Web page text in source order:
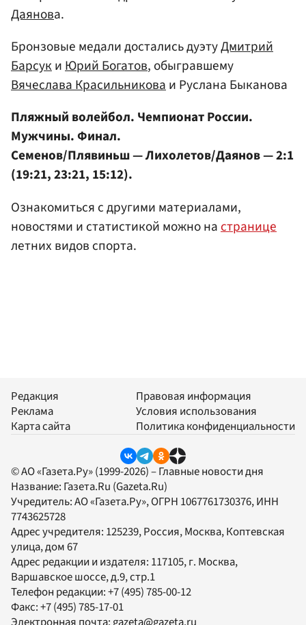
Даянова.
Бронзовые медали достались дуэтуДмитрий
БарсукиЮрий Богатов, обыгравшему
Вячеслава Красильниковаи Руслана Быканова
Пляжный волейбол. Чемпионат России.
Мужчины. Финал.
Семенов/Плявиньш — Лихолетов/Даянов — 2:1
(19:21, 23:21, 15:12).
Ознакомиться с другими материалами,
новостями и статистикой можно на странице
летних видов спорта.
Редакция
Реклама
Карта сайта
Правовая информация
Условия использования
Политика конфиденциальности
© АО «Газета.Ру» (1999-2026) – Главные новости дня
Название: Газета.Ru (Gazeta.Ru)
Учредитель:АО «Газета.Ру», ОГРН 1067761730376, ИНН
7743625728
Адрес учредителя: 125239, Россия, Москва, Коптевская
улица, дом 67
Адрес редакции и издателя: 117105, г. Москва,
Варшавское шоссе, д.9, стр.1
Телефон редакции:+7 (495) 785-00-12
Факс:+7 (495) 785-17-01